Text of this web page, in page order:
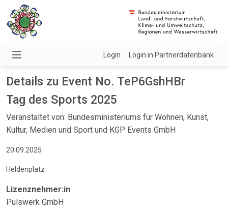
Login Login in Partnerdatenbank
Details zu Event No. TeP6GshHBr
Tag des Sports 2025
Veranstaltet von: Bundesministeriums für Wohnen, Kunst,
Kultur, Medien und Sport und KGP Events GmbH
20.09.2025
Heldenplatz
Lizenznehmer:in
Pulswerk GmbH